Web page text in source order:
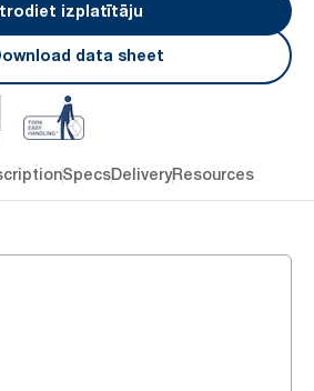
izplatītāju
data sheet
SpecsDeliveryResources